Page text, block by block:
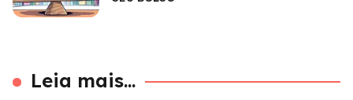
Leia mais...